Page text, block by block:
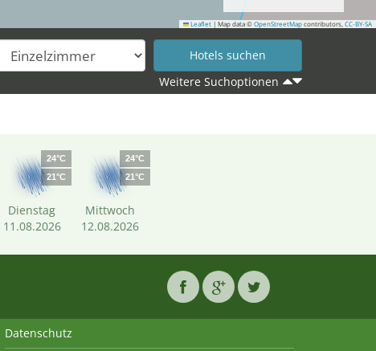
Leaflet | Map data © OpenStreetMap contributors, CC-BY-SA
Weitere Suchoptionen
24°C
21°C
Dienstag
11.08.2026
24°C
21°C
Mittwoch
12.08.2026
Datenschutz